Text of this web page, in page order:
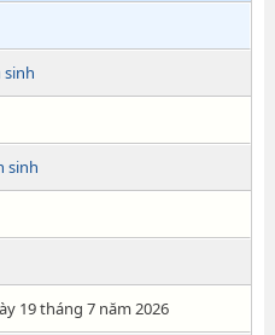
sinh
sinh
19 tháng 7 năm 2026